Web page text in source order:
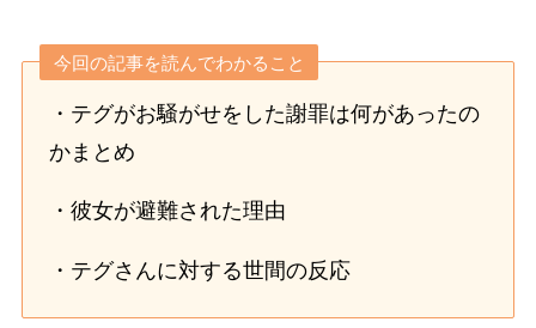
今回の記事を読んでわかること
・テグがお騒がせをした謝罪は何があったの
かまとめ
・彼女が避難された理由
・テグさんに対する世間の反応